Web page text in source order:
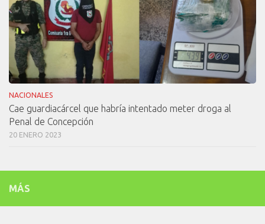
NACIONALES
Cae guardiacárcel que habría intentado meter droga al
Penal de Concepción
20 ENERO 2023
MÁS